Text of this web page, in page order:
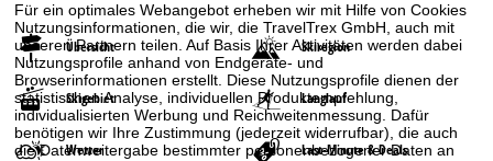
Für ein optimales Webangebot erheben wir mit Hilfe von Cookies
Nutzungsinformationen, die wir, die TravelTrex GmbH, auch mit
unseren Partnern teilen. Auf Basis Ihrer Aktivitäten werden dabei
Nutzungsprofile anhand von Endgeräte- und
Browserinformationen erstellt. Diese Nutzungsprofile dienen der
statistischen Analyse, individuellen Produktempfehlung,
individualisierten Werbung und Reichweitenmessung. Dafür
benötigen wir Ihre Zustimmung (jederzeit widerrufbar), die auch
die Datenweitergabe bestimmter personenbezogener Daten an
Übersicht Skiregion
Skigebiet Langlauf
Wetter Last-Minute & Deals